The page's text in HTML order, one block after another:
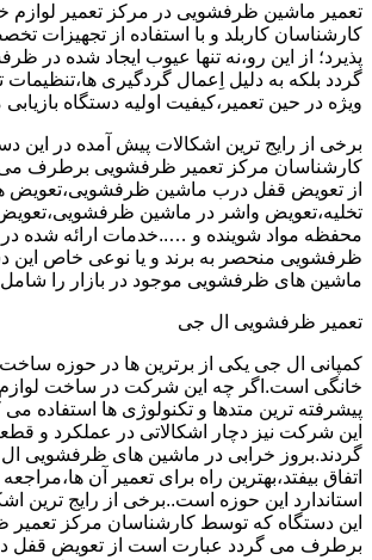
تعمیر ماشین ظرفشویی در مرکز تعمیر لوازم
کارشناسان کاربلد و با استفاده از تجهیزات
پذیرد؛ از این رو،نه تنها عیوب ایجاد شده در
گردد بلکه به دلیل اِعمال گردگیری
ویژه در حین تعمیر،کیفیت اولیه دستگاه
برخی از رایج ترین اشکالات پیش آمده در این
کارشناسان مرکز تعمیر ظرفشویی برطرف
از تعویض قفل درب ماشین ظرفشویی،تعویض
تخلیه،تعویض واشر در ماشین
محفظه مواد شوینده و …..خدمات ارائه شده
ظرفشویی منحصر به برند و یا نوعی خاص این
ماشین های ظرفشویی موجود در بازار را
تعمیر ظرفشویی ال جی
کمپانی ال جی یکی از برترین ها در حوزه ساخت
خانگی است.اگر چه این شرکت در ساخت لوازم
پیشرفته ترین متدها و تکنولوژی ها استفاده می
این شرکت نیز دچار اشکالاتی در عملکرد و
گردند.بروز خرابی در ماشین های ظرفشویی
اتفاق بیفتد،بهترین راه برای تعمیر آن
استاندارد این حوزه است..برخی از رایج ترین
این دستگاه که توسط کارشناسان مرکز
برطرف می گردد عبارت است از تعویض قفل